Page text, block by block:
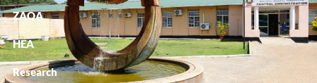
ZAQA
HEA
Research